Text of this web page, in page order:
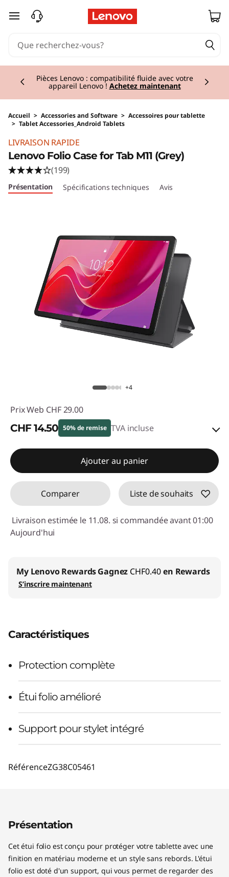
passer au contenu principal
Pièces Lenovo : compatibilité fluide avec votre
appareil Lenovo ! Achetez maintenant
Accueil > Accessories and Software > Accessoires pour tablette
> Tablet Accessories_Android Tablets
LIVRAISON RAPIDE
Lenovo Folio Case for Tab M11 (Grey)
(199)
Présentation Spécifications techniques Avis
+4
Prix Web CHF 29.00
CHF 14.50 50% de remise TVA incluse
Bons de réduction en ligne :-CHF 14.50
Ajouter au panier
Comparer Liste de souhaits
Livraison estimée le 11.08. si commandée avant 01:00
Aujourd'hui
My Lenovo RewardsGagnez CHF0.40en Rewards
S’inscrire maintenant
Caractéristiques
Protection complète
Étui folio amélioré
Support pour stylet intégré
RéférenceZG38C05461
Présentation
Cet étui folio est conçu pour protéger votre tablette avec une
finition en matériau moderne et un style sans rebords. L'étui
folio est doté d'un support, qui vous permet de regarder des